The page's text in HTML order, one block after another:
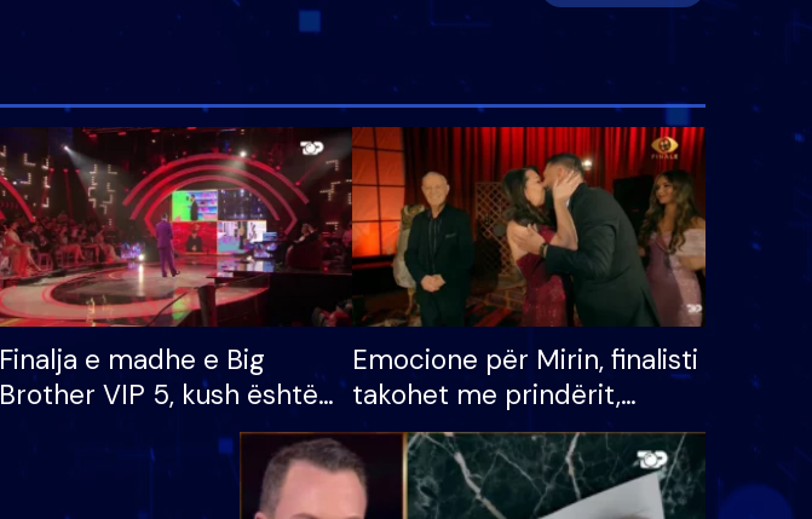
Finalja e madhe e Big
Brother VIP 5, kush është
banori i parë që lë shtëpinë
dhe humb mundësinë për
të fituar çmimin e madh
Emocione për Mirin, finalisti
takohet me prindërit,
vajzën dhe bashkëshorten:
S’kemi ndonjë letër divorci
apo jo?